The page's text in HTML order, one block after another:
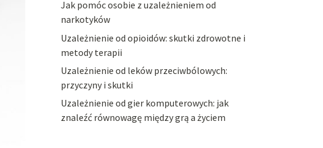
Jak pomóc osobie z uzależnieniem od
narkotyków
Uzależnienie od opioidów: skutki zdrowotne i
metody terapii
Uzależnienie od leków przeciwbólowych:
przyczyny i skutki
Uzależnienie od gier komputerowych: jak
znaleźć równowagę między grą a życiem